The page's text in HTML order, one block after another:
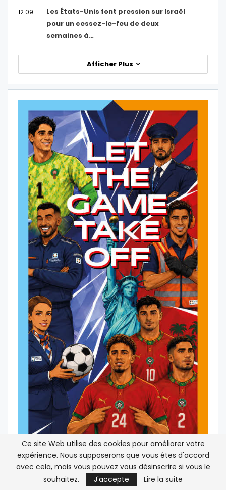
12:09
Les États-Unis font pression sur Israël
pour un cessez-le-feu de deux
semaines à…
Afficher Plus
Ce site Web utilise des cookies pour améliorer votre
expérience. Nous supposerons que vous êtes d'accord
avec cela, mais vous pouvez vous désinscrire si vous le
souhaitez.
J'accepte Lire la suite